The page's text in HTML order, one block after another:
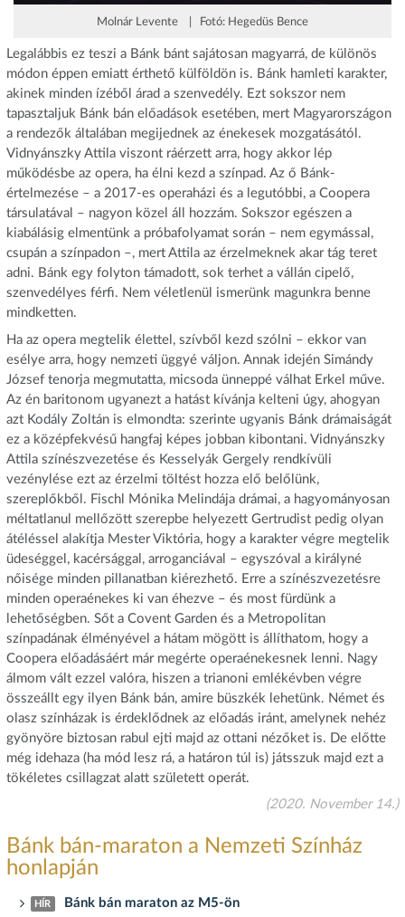
Molnár Levente | Fotó: Hegedüs Bence
Legalábbis ez teszi a Bánk bánt sajátosan magyarrá, de különös
módon éppen emiatt érthető külföldön is. Bánk hamleti karakter,
akinek minden ízéből árad a szenvedély. Ezt sokszor nem
tapasztaljuk Bánk bán előadások esetében, mert Magyarországon
a rendezők általában megijednek az énekesek mozgatásától.
Vidnyánszky Attila viszont ráérzett arra, hogy akkor lép
működésbe az opera, ha élni kezd a színpad. Az ő Bánk-
értelmezése – a 2017-es operaházi és a legutóbbi, a Coopera
társulatával – nagyon közel áll hozzám. Sokszor egészen a
kiabálásig elmentünk a próbafolyamat során – nem egymással,
csupán a színpadon –, mert Attila az érzelmeknek akar tág teret
adni. Bánk egy folyton támadott, sok terhet a vállán cipelő,
szenvedélyes férfi. Nem véletlenül ismerünk magunkra benne
mindketten.
Ha az opera megtelik élettel, szívből kezd szólni – ekkor van
esélye arra, hogy nemzeti üggyé váljon. Annak idején Simándy
József tenorja megmutatta, micsoda ünneppé válhat Erkel műve.
Az én baritonom ugyanezt a hatást kívánja kelteni úgy, ahogyan
azt Kodály Zoltán is elmondta: szerinte ugyanis Bánk drámaiságát
ez a középfekvésű hangfaj képes jobban kibontani. Vidnyánszky
Attila színészvezetése és Kesselyák Gergely rendkívüli
vezénylése ezt az érzelmi töltést hozza elő belőlünk,
szereplőkből. Fischl Mónika Melindája drámai, a hagyományosan
méltatlanul mellőzött szerepbe helyezett Gertrudist pedig olyan
átéléssel alakítja Mester Viktória, hogy a karakter végre megtelik
üdeséggel, kacérsággal, arroganciával – egyszóval a királyné
nőisége minden pillanatban kiérezhető. Erre a színészvezetésre
minden operaénekes ki van éhezve – és most fürdünk a
lehetőségben. Sőt a Covent Garden és a Metropolitan
színpadának élményével a hátam mögött is állíthatom, hogy a
Coopera előadásáért már megérte operaénekesnek lenni. Nagy
álmom vált ezzel valóra, hiszen a trianoni emlékévben végre
összeállt egy ilyen Bánk bán, amire büszkék lehetünk. Német és
olasz színházak is érdeklődnek az előadás iránt, amelynek nehéz
gyönyöre biztosan rabul ejti majd az ottani nézőket is. De előtte
még idehaza (ha mód lesz rá, a határon túl is) játsszuk majd ezt a
tökéletes csillagzat alatt született operát.
(2020. November 14.)
Bánk bán-maraton a Nemzeti Színház
honlapján
HÍR Bánk bán maraton az M5-ön